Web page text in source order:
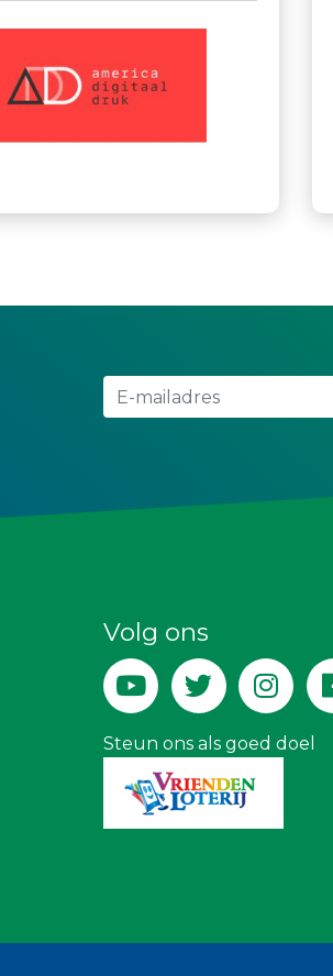
Volg ons
Steun ons als goed doel